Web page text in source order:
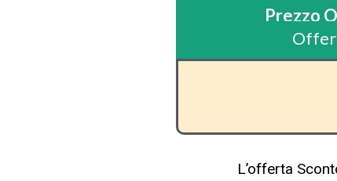
Prezzo
L’offerta